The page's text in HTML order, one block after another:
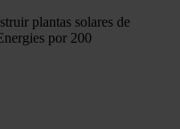
plantas solares de
por 200